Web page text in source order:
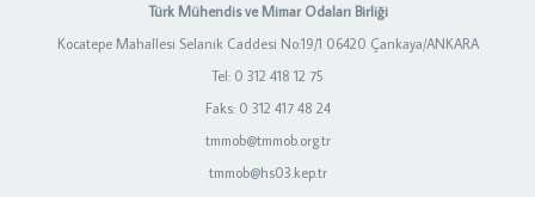
Türk Mühendis ve Mimar Odaları Birliği
Kocatepe Mahallesi Selanik Caddesi No:19/1 06420 Çankaya/ANKARA
Tel: 0 312 418 12 75
Faks: 0 312 417 48 24
tmmob@tmmob.org.tr
tmmob@hs03.kep.tr